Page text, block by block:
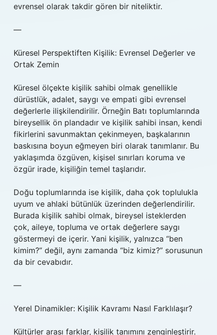
evrensel olarak takdir gören bir niteliktir.
—
Küresel Perspektiften Kişilik: Evrensel Değerler ve
Ortak Zemin
Küresel ölçekte kişilik sahibi olmak genellikle
dürüstlük, adalet, saygı ve empati gibi evrensel
değerlerle ilişkilendirilir. Örneğin Batı toplumlarında
bireysellik ön plandadır ve kişilik sahibi insan, kendi
fikirlerini savunmaktan çekinmeyen, başkalarının
baskısına boyun eğmeyen biri olarak tanımlanır. Bu
yaklaşımda özgüven, kişisel sınırları koruma ve
özgür irade, kişiliğin temel taşlarıdır.
Doğu toplumlarında ise kişilik, daha çok toplulukla
uyum ve ahlaki bütünlük üzerinden değerlendirilir.
Burada kişilik sahibi olmak, bireysel isteklerden
çok, aileye, topluma ve ortak değerlere saygı
göstermeyi de içerir. Yani kişilik, yalnızca “ben
kimim?” değil, aynı zamanda “biz kimiz?” sorusunun
da bir cevabıdır.
—
Yerel Dinamikler: Kişilik Kavramı Nasıl Farklılaşır?
Kültürler arası farklar, kişilik tanımını zenginleştirir.